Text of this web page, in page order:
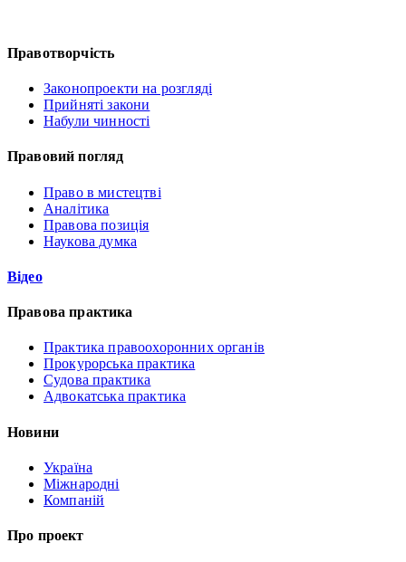
Правотворчість
Законопроекти на розгляді
Прийняті закони
Набули чинності
Правовий погляд
Право в мистецтві
Аналітика
Правова позиція
Наукова думка
Відео
Правова практика
Практика правоохоронних органів
Прокурорська практика
Судова практика
Адвокатська практика
Новини
Україна
Міжнародні
Компаній
Про проект